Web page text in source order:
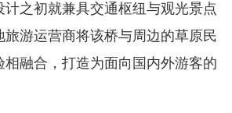
之初就兼具交通枢纽与观光景点
旅游运营商将该桥与周边的草原民
相融合，打造为面向国内外游客的